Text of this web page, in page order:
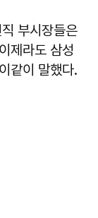
부시장들은
제라도 삼성
같이 말했다.